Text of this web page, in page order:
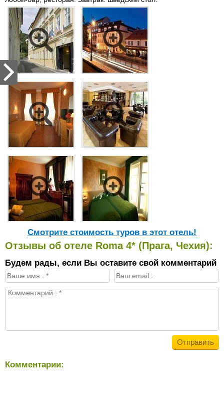
Cмотрите стоимость туров в этот отель!
Отзывы об отеле Roma 4* (Прага, Чехия):
Будем рады, если Вы оставите свой комментарий
Комментарии: